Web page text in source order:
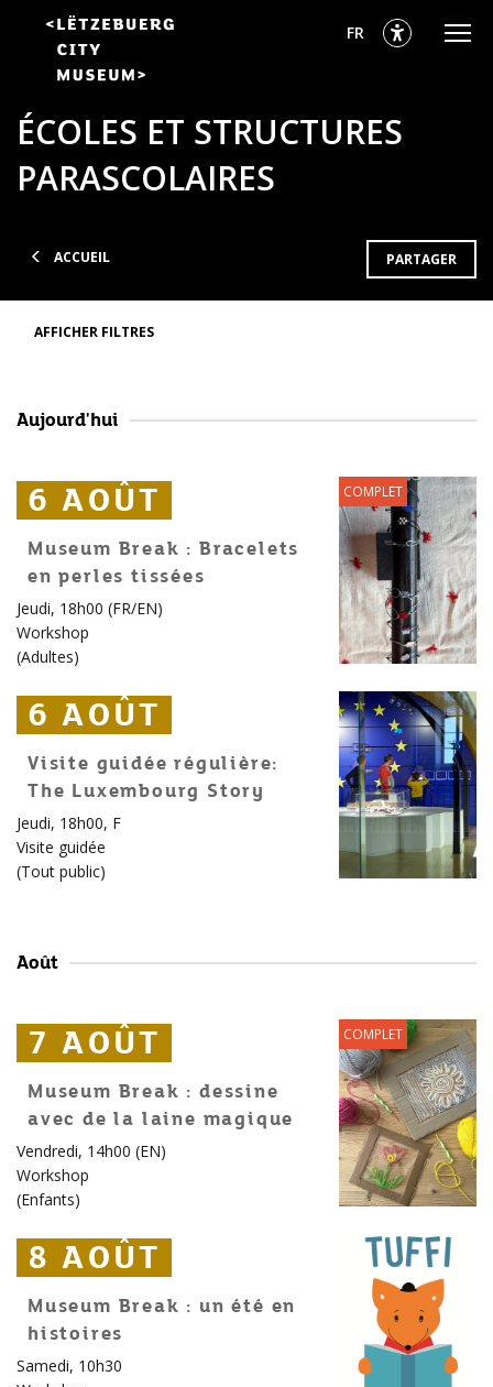
principal
contenu
de
page
sélectionnés
Français
FR
ACCUEIL
ÉCOLES ET STRUCTURES
PARASCOLAIRES
PARTAGER
AFFICHER FILTRES
Aujourd'hui
6 AOÛT
6 AOÛT
6 AOÛT COMPLET
Museum Break : Bracelets
en perles tissées
Jeudi, 18h00 (FR/EN)
Workshop
(Adultes)
6 AOÛT
6 AOÛT
6 AOÛT
Visite guidée régulière:
The Luxembourg Story
Jeudi, 18h00, F
Visite guidée
(Tout public)
Août
7 AOÛT
7 AOÛT
7 AOÛT COMPLET
Museum Break : dessine
avec de la laine magique
Vendredi, 14h00 (EN)
Workshop
(Enfants)
8 AOÛT
8 AOÛT
8 AOÛT
Museum Break : un été en
histoires
Samedi, 10h30